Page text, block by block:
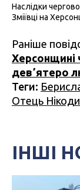
Наслідки
Зміївці на
Раніше
Херсонщині
девʼятеро
Теги:
Отець
ІНШІ